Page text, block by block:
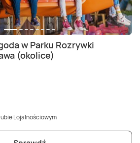
w Parku Rozrywki
(okolice)
Lojalnościowym